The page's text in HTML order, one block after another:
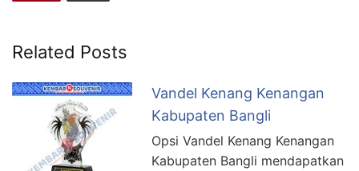
Related Posts
Vandel Kenang Kenangan
Kabupaten Bangli
Opsi Vandel Kenang Kenangan
Kabupaten Bangli mendapatkan